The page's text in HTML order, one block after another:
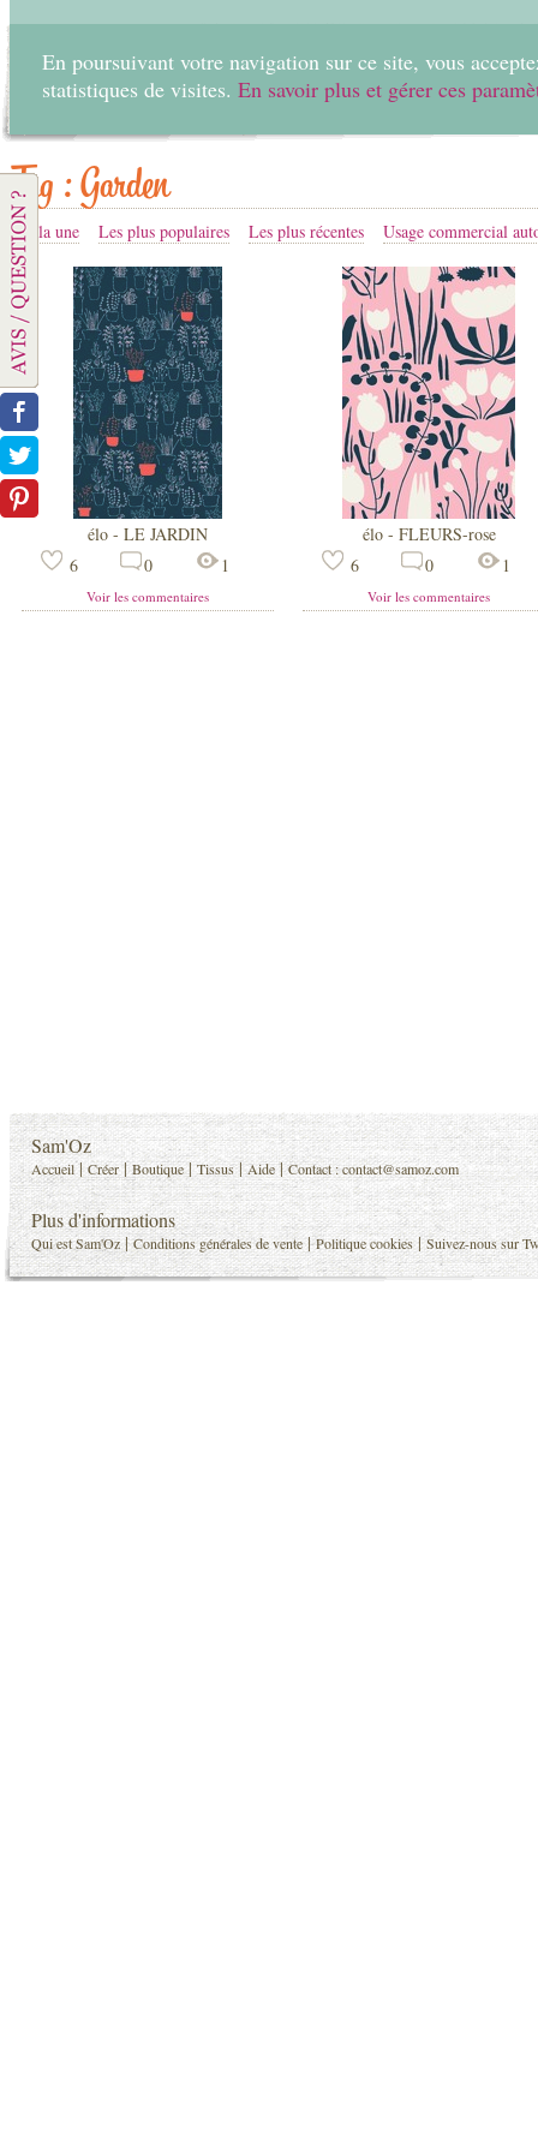
En poursuivant votre navigation sur ce site, vous
statistiques de visites. En savoir plus et gérer ces
Tag : Garden
A la une Les plus populaires Les plus récentes Usage commercial
élo - LE JARDIN
6
0 1
Voir les commentaires
élo - FLEURS-rose
6
0 1
Voir les commentaires
Sam'Oz
Accueil |Créer |Boutique |Tissus |Aide |Contact :contact@samoz.com
Plus d'informations
Qui est Sam'Oz |Conditions générales de vente |Politique cookies |Suivez-nous sur